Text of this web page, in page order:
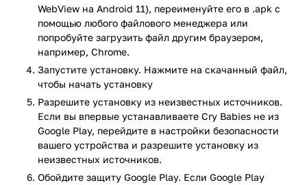
Леди ждет помощи в наложении масок и выполнении
макияжа;
Кони приглашает вместе приготовить красочные
торты и украсить их;
ухаживать за садом Мими;
в замке Элоди потребуется создавать скульптуры
персонажей;
собирая камни Фиби можно решать головоломки на
запоминание;
ветеринар Доти ухаживает за животными, ей
требуется помощница, игроку предстоит обучаться
правилам ветеринарного ухода за питомцами, иначе
WebView на Android 11), переименуйте его в .apk с
помощью любого файлового менеджера или
попробуйте загрузить файл другим браузером,
например, Chrome.
Запустите установку. Нажмите на скачанный файл,
чтобы начать установку
Разрешите установку из неизвестных источников.
Если вы впервые устанавливаете Cry Babies не из
Google Play, перейдите в настройки безопасности
вашего устройства и разрешите установку из
неизвестных источников.
Обойдите защиту Google Play. Если Google Play